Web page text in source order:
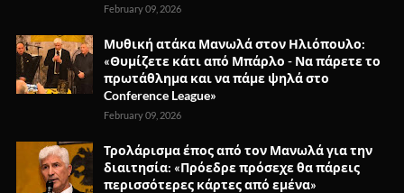
February 09, 2026
Μυθική ατάκα Μανωλά στον Ηλιόπουλο:
«Θυμίζετε κάτι από Μπάρλο - Να πάρετε το
πρωτάθλημα και να πάμε ψηλά στο
Conference League»
February 09, 2026
Τρολάρισμα έπος από τον Μανωλά για την
διαιτησία: «Πρόεδρε πρόσεχε θα πάρεις
περισσότερες κάρτες από εμένα»